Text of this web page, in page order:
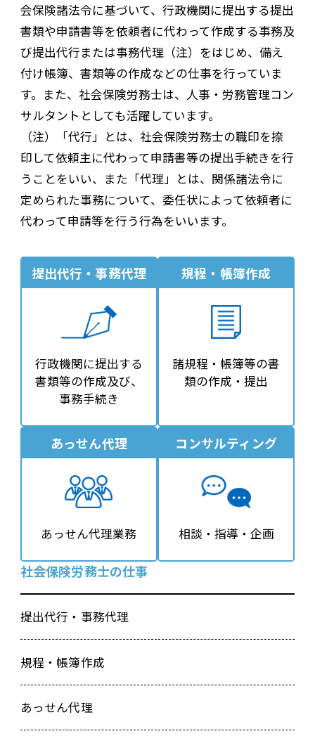
社会保険労務士の仕事
提出代行・事務代理
規程・帳簿作成
あっせん代理
会保険諸法令に基づいて、行政機関に提出する提出
書類や申請書等を依頼者に代わって作成する事務及
び提出代行または事務代理（注）をはじめ、備え
付け帳簿、書類等の作成などの仕事を行っていま
す。また、社会保険労務士は、人事・労務管理コン
サルタントとしても活躍しています。
（注）「代行」とは、社会保険労務士の職印を捺
印して依頼主に代わって申請書等の提出手続きを行
うことをいい、また「代理」とは、関係諸法令に
定められた事務について、委任状によって依頼者に
代わって申請等を行う行為をいいます。
提出代行・事務代理
行政機関に提出する
書類等の作成及び、
事務手続き
規程・帳簿作成
諸規程・帳簿等の書
類の作成・提出
あっせん代理
あっせん代理業務
コンサルティング
相談・指導・企画